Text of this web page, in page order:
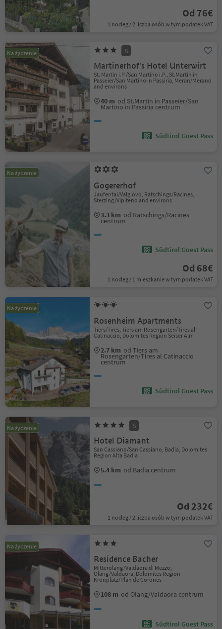
Od 76€
1 nocleg / 2 liczba osób w tym podatek VAT
Na życzenie S
Martinerhof's Hotel Unterwirt
St. Martin i.P./San Martino i.P., St.Martin in
Passeier/San Martino in Passiria, Meran/Merano
and environs
40 m od St.Martin in Passeier/San
Martino in Passiria centrum
Südtirol Guest Pass
Na życzenie
Gogererhof
Jaufental/Valgiovo, Ratschings/Racines,
Sterzing/Vipiteno and environs
3.3 km od Ratschings/Racines
centrum
Südtirol Guest Pass
Od 68€
1 nocleg / 1 mieszkanie w tym podatek VAT
Na życzenie
Rosenheim Apartments
Tiers/Tires, Tiers am Rosengarten/Tires al
Catinaccio, Dolomites Region Seiser Alm
2.7 km od Tiers am
Rosengarten/Tires al Catinaccio
centrum
Südtirol Guest Pass
Na życzenie S
Hotel Diamant
San Cassiano/San Cassiano, Badia, Dolomites
Region Alta Badia
5.4 km od Badia centrum
Od 232€
1 nocleg / 2 liczba osób w tym podatek VAT
Na życzenie
Residence Bacher
Mitterolang/Valdaora di Mezzo,
Olang/Valdaora, Dolomites Region
Kronplatz/Plan de Corones
108 m od Olang/Valdaora centrum
Südtirol Guest Pass